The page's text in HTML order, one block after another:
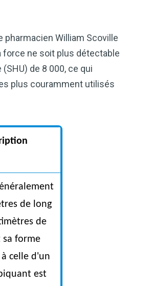
pharmacien William Scoville
force ne soit plus détectable
de 8 000, ce qui
plus couramment utilisés
de long
de
sa forme
celle d'un
est
de cidre de pomme
bien-être !
LE MAINTENANT